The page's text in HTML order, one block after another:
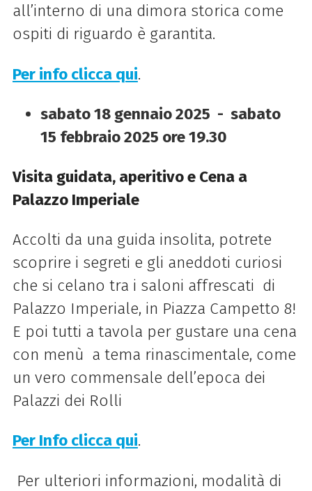
all’interno di una dimora storica come
ospiti di riguardo è garantita.
Per info clicca qui.
sabato 18 gennaio 2025 - sabato
15 febbraio 2025 ore 19.30
Visita guidata, aperitivo e Cena a
Palazzo Imperiale
Accolti da una guida insolita, potrete
scoprire i segreti e gli aneddoti curiosi
che si celano tra i saloni affrescati di
Palazzo Imperiale, in Piazza Campetto 8!
E poi tutti a tavola per gustare una cena
con menù a tema rinascimentale, come
un vero commensale dell’epoca dei
Palazzi dei Rolli
Per Info clicca qui.
Per ulteriori informazioni, modalità di